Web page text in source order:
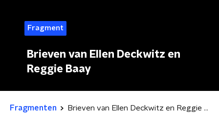
Fragment
Brieven van Ellen Deckwitz en
Reggie Baay
Fragmenten Brieven van Ellen Deckwitz en Reggie Baay